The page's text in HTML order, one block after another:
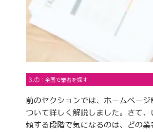
3.①：全国で業者を探す
前のセクションでは、ホームページ
ついて詳しく解説しました。さて、
頼する段階で気になるのは、どの業